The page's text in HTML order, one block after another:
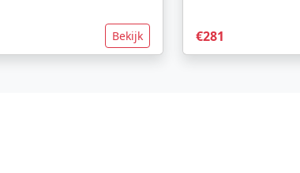
Bekijk €281